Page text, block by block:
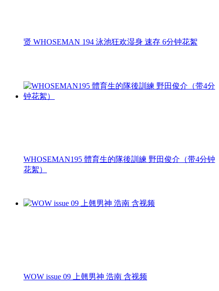
贤 WHOSEMAN 194 泳池狂欢湿身 速存 6分钟花絮
WHOSEMAN195 體育生的隊後訓練 野田俊介（带4分钟
花絮）
WOW issue 09 上翹男神 浩南 含视频